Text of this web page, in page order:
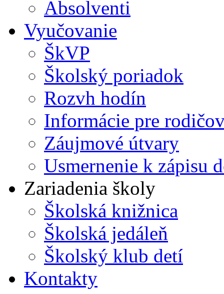
Absolventi
Vyučovanie
ŠkVP
Školský poriadok
Rozvh hodín
Informácie pre
Záujmové útvary
Usmernenie k zápisu
Zariadenia školy
Školská knižnica
Školská jedáleň
Školský klub detí
Kontakty